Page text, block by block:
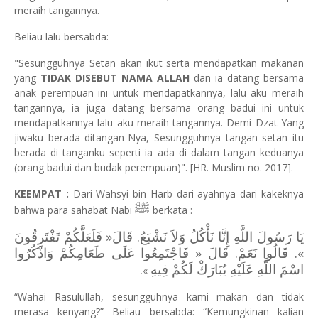
meraih tangannya.
Beliau lalu bersabda:
"Sesungguhnya Setan akan ikut serta mendapatkan makanan
yang TIDAK DISEBUT NAMA ALLAH dan ia datang bersama
anak perempuan ini untuk mendapatkannya, lalu aku meraih
tangannya, ia juga datang bersama orang badui ini untuk
mendapatkannya lalu aku meraih tangannya. Demi Dzat Yang
jiwaku berada ditangan-Nya, Sesungguhnya tangan setan itu
berada di tanganku seperti ia ada di dalam tangan keduanya
(orang badui dan budak perempuan)". [HR. Muslim no. 2017].
KEEMPAT : Dari Wahsyi bin Harb dari ayahnya dari kakeknya
bahwa para sahabat Nabi ﷺ berkata :
يَا رَسُولَ اللَّهِ إِنَّا نَأْكُلُ وَلاَ نَشْبَعُ. قَالَ« فَلَعَلَّكُمْ تَفْتَرِقُونَ
». قَالُوا نَعَمْ. قَالَ « فَاجْتَمِعُوا عَلَى طَعَامِكُمْ وَاذْكُرُوا
اسْمَ اللَّهِ عَلَيْهِ يُبَارَكْ لَكُمْ فِيهِ «
.
“Wahai Rasulullah, sesungguhnya kami makan dan tidak
merasa kenyang?” Beliau bersabda: “Kemungkinan kalian